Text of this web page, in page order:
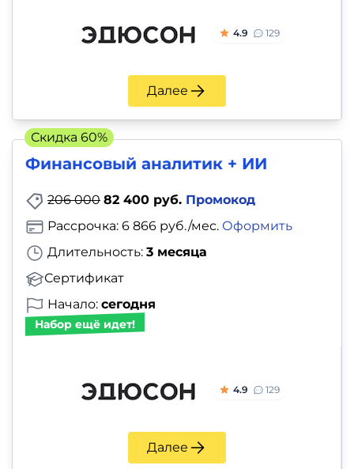
4.9 129
Далее
Финансовый аналитик + ИИ
206 000 82 400 руб. Промокод
Длительность: 3 месяца
Сертификат
Рассрочка: 6 866 руб./мес. Оформить
Начало: сегодня
Набор ещё идет!
4.9 129
Далее
Скидка 60%